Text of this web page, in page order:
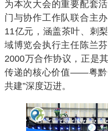
为本次大会的重要配套
门与协作工作队联合主
11亿元，涵盖茶叶、刺
域博览会执行主任陈兰
2000万合作协议，正是
传递的核心价值——粤黔
共建”深度迈进。